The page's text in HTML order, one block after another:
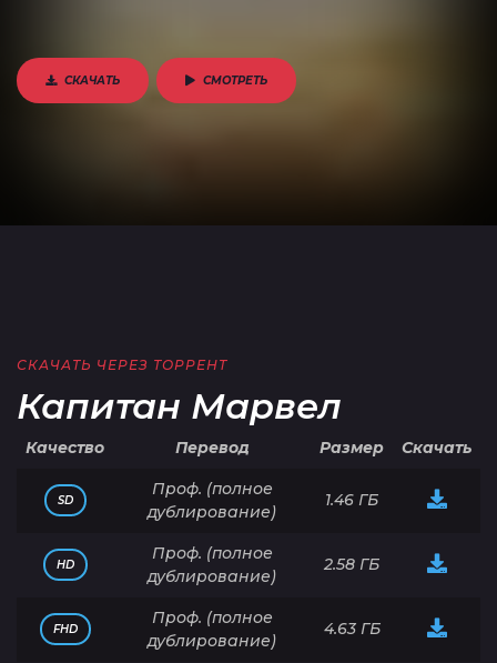
СКАЧАТЬ СМОТРЕТЬ
СКАЧАТЬ ЧЕРЕЗ ТОРРЕНТ
Капитан Марвел
Качество Перевод Размер Скачать
SD
Проф. (полное
дублирование)
1.46 ГБ
HD
Проф. (полное
дублирование)
2.58 ГБ
FHD
Проф. (полное
дублирование)
4.63 ГБ